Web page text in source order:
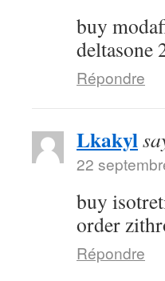
buy
deltasone
Répondre
Lkakyl
22
buy
order
Répondre